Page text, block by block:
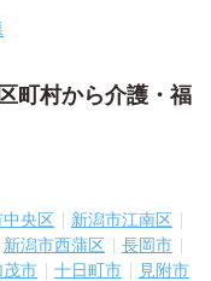
町村から介護・福
中央区
新潟市江南区
新潟市西蒲区
長岡市
茂市 十日町市
見附市